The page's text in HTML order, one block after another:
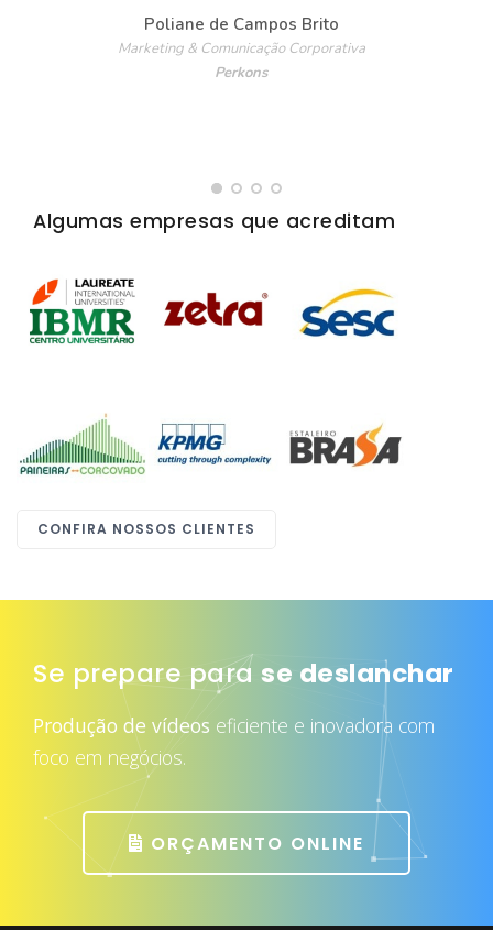
Poliane de Campos Brito
Marketing & Comunicação Corporativa
Perkons
Algumas empresas que acreditam
CONFIRA NOSSOS CLIENTES
Se prepare para se deslanchar
Produção de vídeos eficiente e inovadora com
foco em negócios.
ORÇAMENTO ONLINE